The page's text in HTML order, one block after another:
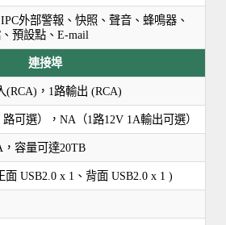
外部警報、快照、聲音、蜂鳴器、
預設點、E-mail
連接埠
(RCA)，1路輸出 (RCA)
可選），NA（1路12V 1A輸出可選）
，容量可達20TB
面 USB2.0 x 1、背面 USB2.0 x 1 )